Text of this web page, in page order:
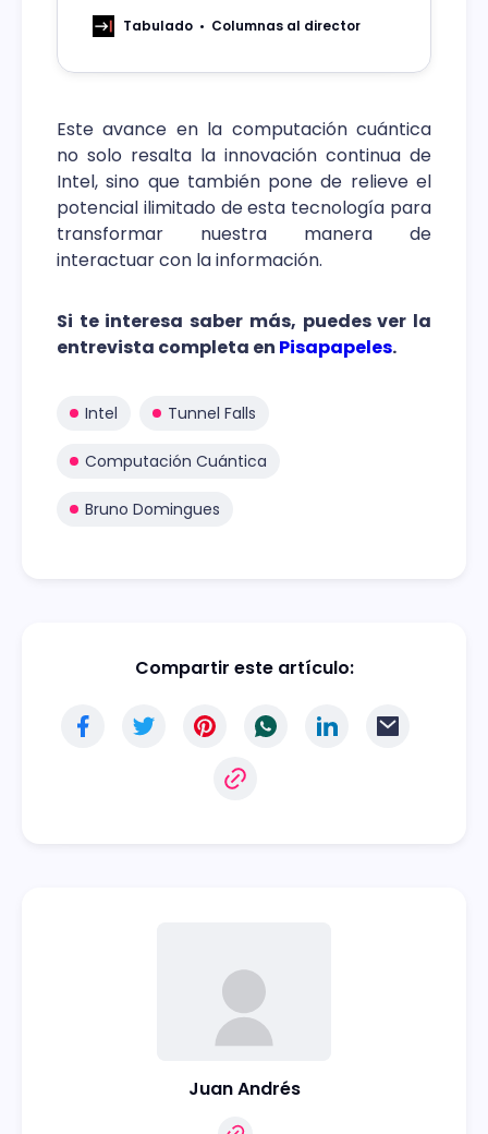
criptografía actual (RSA, DSA)
nuevos tipos de ataques como firmas
cuántica.
Tabulado Columnas al director
Este avance en la computación cuántica
no solo resalta la innovación continua de
Intel, sino que también pone de relieve el
potencial ilimitado de esta tecnología para
transformar nuestra manera de
interactuar con la información.
Si te interesa saber más, puedes ver la
entrevista completa en Pisapapeles.
Intel Tunnel Falls
Computación Cuántica
Bruno Domingues
Compartir este artículo:
Juan Andrés